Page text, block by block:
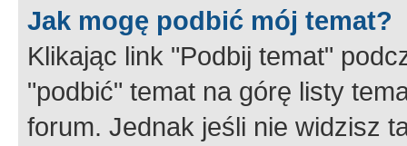
Jak mogę podbić mój temat?
Klikając link "Podbij temat"
"podbić" temat na górę listy
forum. Jednak jeśli nie widzisz